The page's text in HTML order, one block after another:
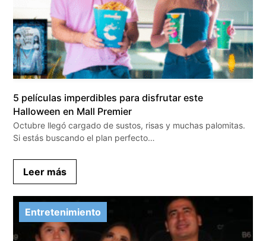
5 películas imperdibles para disfrutar este
Halloween en Mall Premier
Octubre llegó cargado de sustos, risas y muchas palomitas.
Si estás buscando el plan perfecto…
Leer más
Entretenimiento